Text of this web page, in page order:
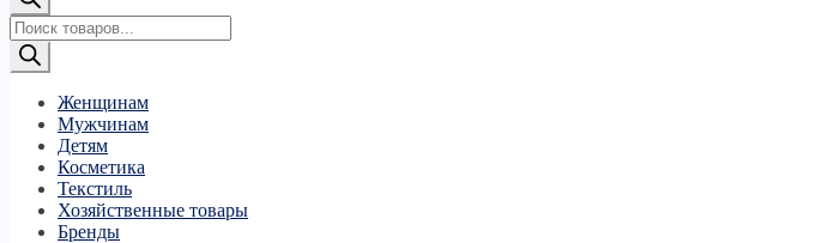
Поиск
товаров
Женщинам
Мужчинам
Детям
Косметика
Текстиль
Хозяйственные товары
Бренды